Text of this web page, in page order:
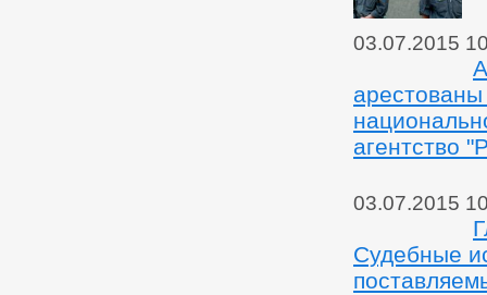
03.07.2015
агентство
03.07.2015
Судебные